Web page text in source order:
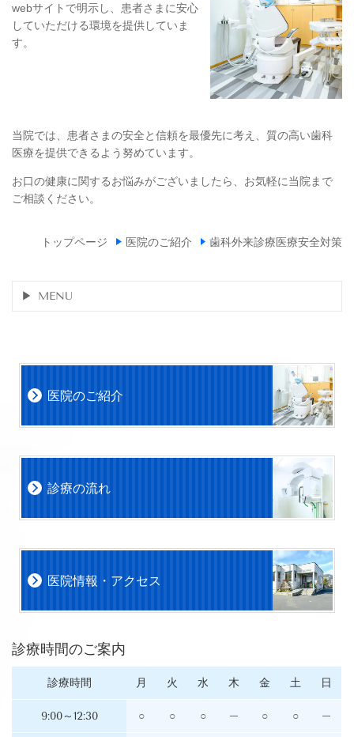
webサイトで明示し、患者さまに安心
していただける環境を提供していま
す。
当院では、患者さまの安全と信頼を最優先に考え、質の高い歯科
医療を提供できるよう努めています。
お口の健康に関するお悩みがございましたら、お気軽に当院まで
ご相談ください。
トップページ 医院のご紹介 歯科外来診療医療安全対策
MENU
医院のご紹介
診療の流れ
医院情報・アクセス
診療時間のご案内
診療時間 月 火 水 木 金 土 日
9:00～12:30 ○ ○ ○ ─ ○ ○ ─